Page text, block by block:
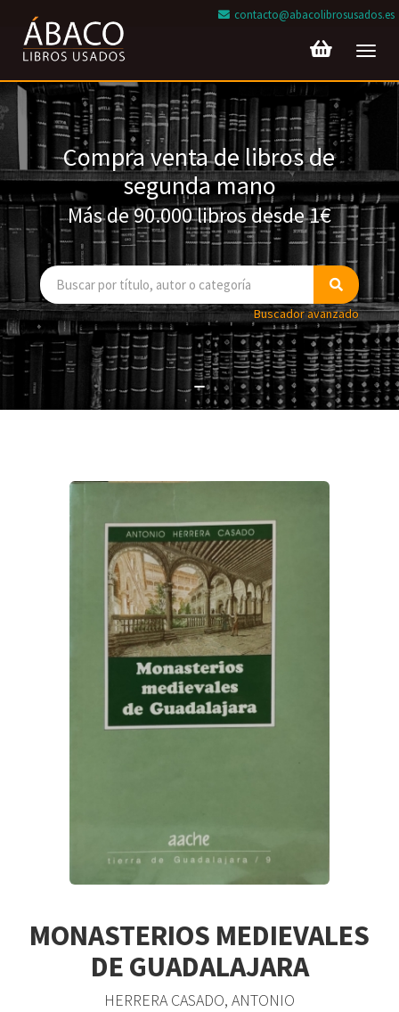
contacto@abacolibrosusados.es
Compra venta de libros de
segunda mano
Más de 90.000 libros desde 1€
Buscador avanzado
MONASTERIOS MEDIEVALES
DE GUADALAJARA
HERRERA CASADO, ANTONIO